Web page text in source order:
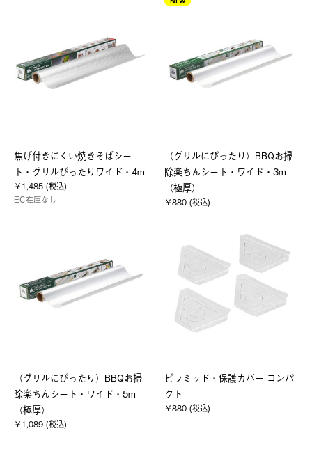
焦げ付きにくい焼きそばシー
ト・グリルぴったりワイド・4m
￥1,485 (税込)
EC在庫なし
NEW
（グリルにぴったり）BBQお掃
除楽ちんシート・ワイド・3m
（極厚）
￥880 (税込)
（グリルにぴったり）BBQお掃
除楽ちんシート・ワイド・5m
（極厚）
￥1,089 (税込)
ピラミッド・保護カバー コンパ
クト
￥880 (税込)